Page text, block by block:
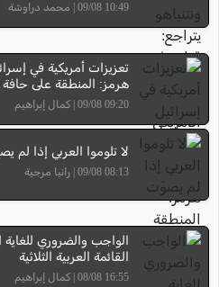
10:49 09/08 | محمد دراوشة
تعزيزات أمريكية في
هرمز: المنطقة على
09:20 09/08 | كمال إبراهيم
لا تلوموا العربي إذا لم
08:13 09/08 | رانيا مرجية
الواجب والضروري
القائمة العربية الثلاثية
16:55 08/08 | كمال إبراهيم